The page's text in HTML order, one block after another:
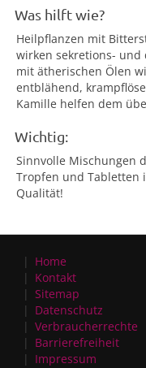
Was hilft wie?
Heilpflanzen mit
wirken sekretions-
mit ätherischen Ölen
entblähend,
Kamille helfen dem
Wichtig:
Sinnvolle Mischungen
Tropfen und Tabletten
Qualität!
Home
Kontakt
Sitemap
Datenschutz
Verbraucherrechte
Barrierefreiheit
Impressum